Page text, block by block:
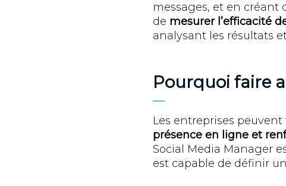
messages, et en créant
de mesurer l’efficacité
analysant les résultats
Pourquoi faire
Les entreprises
présence en ligne et
Social Media Manager
est capable de définir